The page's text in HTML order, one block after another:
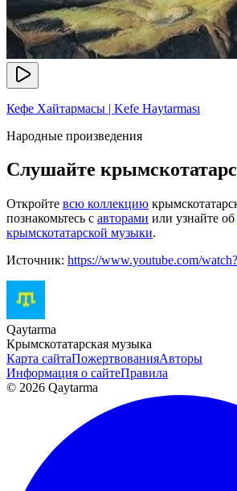
Кефе Хайтармасы | Kefe Haytarması
Народные произведения
Слушайте
Откройте всю коллекцию
познакомьтесь с авторами или узнайте об
крымскотатарской музыки.
Источник: https://www.youtube.com/
Qaytarma
Крымскотатарская музыка
Карта сайтаПожертвованияАвторы
Информация о сайтеПравила
© 2026 Qaytarma